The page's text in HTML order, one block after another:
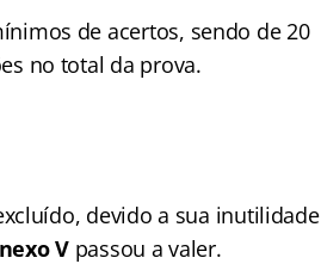
de acertos, sendo de 20
no total da prova.
devido a sua inutilidade
Vpassou a valer.